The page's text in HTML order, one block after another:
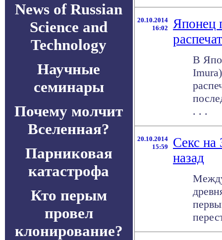
News of Russian
Science and
Technology
Научные
семинары
Почему молчит
Вселенная?
Парниковая
катастрофа
Кто перым
провел
клонирование?
20.10.2014
16:02
Японец
В
. . .
20.10.2014
15:59
Секс на
назад